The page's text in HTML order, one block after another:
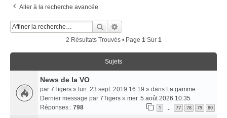
Aller à la recherche avancée
Rechercher
2 Résultats Trouvés • Page 1Sur 1
Sujets
News de la VO
par 7Tigers » lun. 23 sept. 2019 16:19 » dans La gamme
Dernier message par 7Tigers » mer. 5 août 2026 10:35
Réponses : 798 1 77 78 79 80